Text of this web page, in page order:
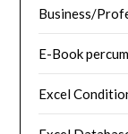
Business/
E-Book
Excel